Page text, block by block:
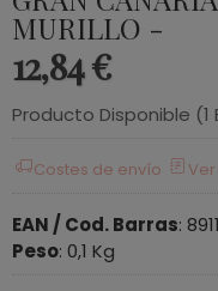
MURILLO -
12,84 €
Producto Disponible (1
Costes de envío
EAN / Cod. Barras:
Peso: 0,1 Kg